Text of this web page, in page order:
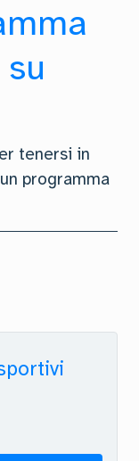
tenersi in
programma